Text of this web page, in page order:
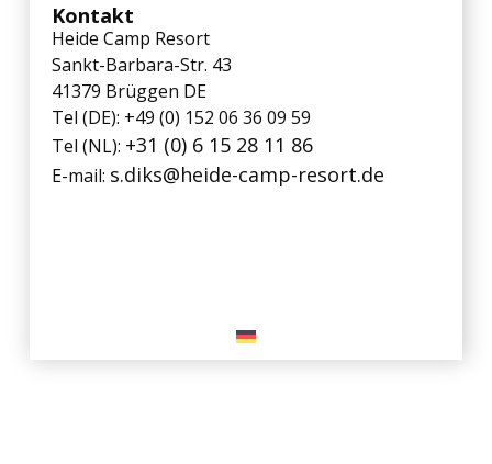
Kontakt
Heide Camp Resort
Sankt-Barbara-Str. 43
41379 Brüggen DE
Tel (DE): +49 (0) 152 06 36 09 59
Tel (NL): +31 (0) 6 15 28 11 86
E-mail: s.diks@heide-camp-resort.de